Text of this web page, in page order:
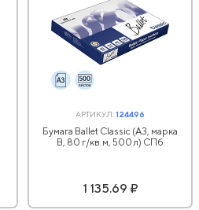
АРТИКУЛ:124496
Бумага Ballet Classic (А3, марка
В, 80 г/кв.м, 500 л) СПб
1 135.69 ₽